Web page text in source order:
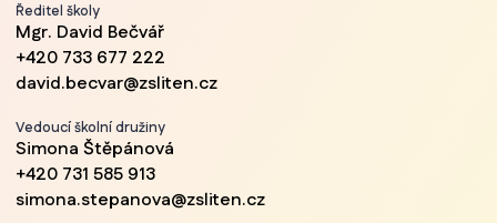
Ředitel školy
Mgr. David Bečvář
+420 733 677 222
david.becvar@zsliten.cz
Vedoucí školní družiny
Simona Štěpánová
+420 731 585 913
simona.stepanova@zsliten.cz